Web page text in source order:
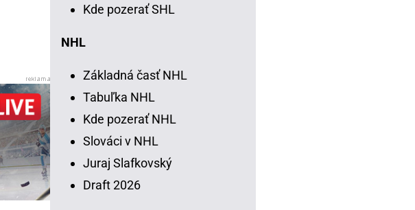
Kde pozerať SHL
NHL
Základná časť NHL
Tabuľka NHL
Kde pozerať NHL
Slováci v NHL
Juraj Slafkovský
Draft 2026